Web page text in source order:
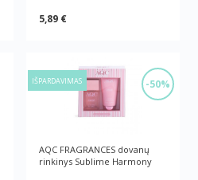
5,89 €
-50%
IŠPARDAVIMAS
AQC FRAGRANCES dovanų
rinkinys Sublime Harmony